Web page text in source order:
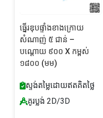
ធ្នើរឌុបផ្ទាំងខាងក្រោយ
សំណាញ់ ៥ ជាន់ –
បណ្តោយ ៩០០ X កម្ពស់
១៨០០ (មម)
ស្ទង់តម្លៃដោយឥតគិតថ្លៃ
គូរប្លង់ 2D/3D